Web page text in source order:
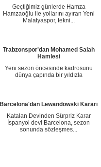
Geçtiğimiz günlerde Hamza
Hamzaoğlu ile yollarını ayıran Yeni
Malatyaspor, tekni...
Trabzonspor'dan Mohamed Salah
Hamlesi
Yeni sezon öncesinde kadrosunu
dünya çapında bir yıldızla
Barcelona'dan Lewandowski Kararı
Katalan Devinden Sürpriz Karar
İspanyol devi Barcelona, sezon
sonunda sözleşmes...